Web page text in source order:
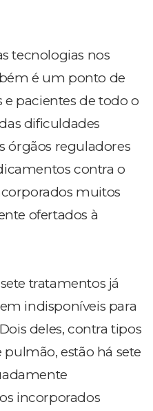
tecnologias nos
é um ponto de
pacientes de todo o
dificuldades
órgãos reguladores
contra o
muitos
ofertados à
tratamentos já
indisponíveis para
deles, contra tipos
estão há sete
incorporados